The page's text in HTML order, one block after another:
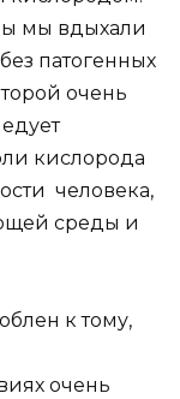
мы вдыхали
патогенных
очень
кислорода
человека,
среды и
к тому,
очень